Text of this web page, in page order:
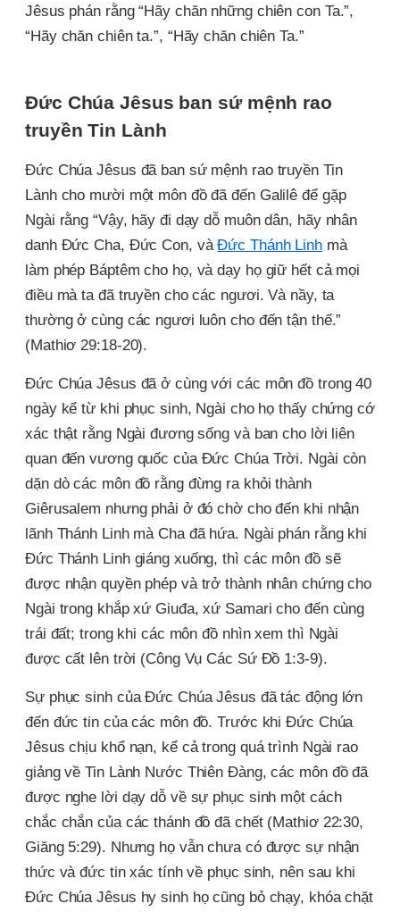
Jêsus phán rằng “Hãy chăn những chiên con Ta.”,
“Hãy chăn chiên ta.”, “Hãy chăn chiên Ta.”
Đức Chúa Jêsus ban sứ mệnh rao
truyền Tin Lành
Đức Chúa Jêsus đã ban sứ mệnh rao truyền Tin
Lành cho mười một môn đồ đã đến Galilê để gặp
Ngài rằng “Vậy, hãy đi dạy dỗ muôn dân, hãy nhân
danh Đức Cha, Đức Con, vàĐức Thánh Linh mà
làm phép Báptêm cho họ, và dạy họ giữ hết cả mọi
điều mà ta đã truyền cho các ngươi. Và nầy, ta
thường ở cùng các ngươi luôn cho đến tận thế.”
(Mathiơ 29:18-20).
Đức Chúa Jêsus đã ở cùng với các môn đồ trong 40
ngày kể từ khi phục sinh, Ngài cho họ thấy chứng cớ
xác thật rằng Ngài đương sống và ban cho lời liên
quan đến vương quốc của Đức Chúa Trời. Ngài còn
dặn dò các môn đồ rằng đừng ra khỏi thành
Giêrusalem nhưng phải ở đó chờ cho đến khi nhận
lãnh Thánh Linh mà Cha đã hứa. Ngài phán rằng khi
Đức Thánh Linh giáng xuống, thì các môn đồ sẽ
được nhận quyền phép và trở thành nhân chứng cho
Ngài trong khắp xứ Giuđa, xứ Samari cho đến cùng
trái đất; trong khi các môn đồ nhìn xem thì Ngài
được cất lên trời (Công Vụ Các Sứ Đồ 1:3-9).
Sự phục sinh của Đức Chúa Jêsus đã tác động lớn
đến đức tin của các môn đồ. Trước khi Đức Chúa
Jêsus chịu khổ nạn, kể cả trong quá trình Ngài rao
giảng về Tin Lành Nước Thiên Đàng, các môn đồ đã
được nghe lời dạy dỗ về sự phục sinh một cách
chắc chắn của các thánh đồ đã chết (Mathiơ 22:30,
Giăng 5:29). Nhưng họ vẫn chưa có được sự nhận
thức và đức tin xác tính về phục sinh, nên sau khi
Đức Chúa Jêsus hy sinh họ cũng bỏ chạy, khóa chặt